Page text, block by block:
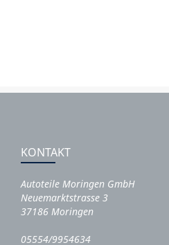
KONTAKT
Autoteile Moringen GmbH
Neuemarktstrasse 3
37186 Moringen
05554/9954634